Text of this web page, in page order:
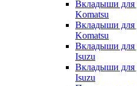
Вкладыши для
Komatsu
Вкладыши для
Komatsu
Вкладыши для
Isuzu
Вкладыши для
Isuzu